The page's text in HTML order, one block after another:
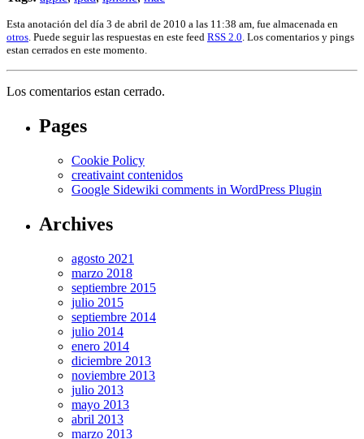
Esta anotación del día 3 de abril de 2010 a las 11:38 am, fue almacenada en
otros. Puede seguir las respuestas en este feed RSS 2.0. Los comentarios y pings
estan cerrados en este momento.
Los comentarios estan cerrado.
Pages
Cookie Policy
creativaint contenidos
Google Sidewiki comments in WordPress Plugin
Archives
agosto 2021
marzo 2018
septiembre 2015
julio 2015
septiembre 2014
julio 2014
enero 2014
diciembre 2013
noviembre 2013
julio 2013
mayo 2013
abril 2013
marzo 2013